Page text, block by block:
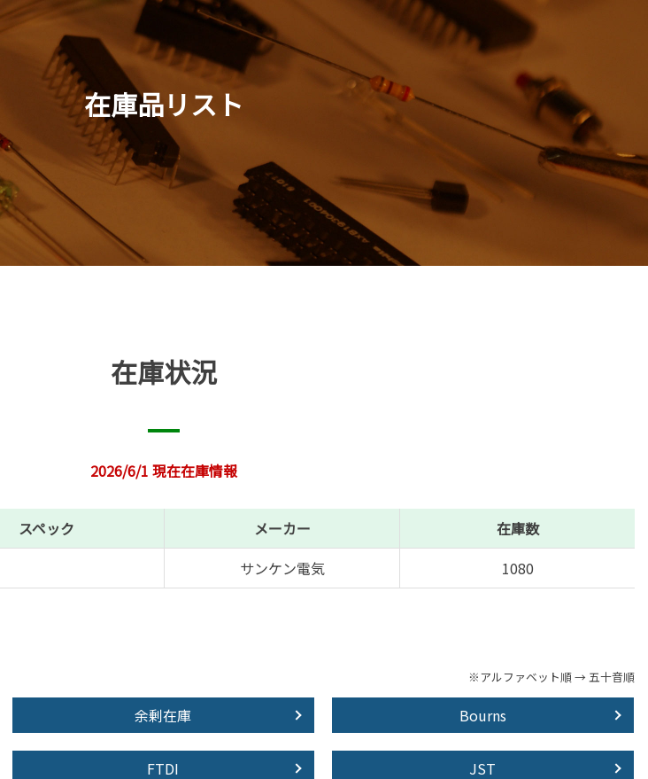
在庫品リスト
在庫状況
2026/6/1 現在在庫情報
スペック メーカー
在庫数
サンケン電気 1080
※アルファベット順 → 五十音順
余剰在庫 Bourns
FTDI JST